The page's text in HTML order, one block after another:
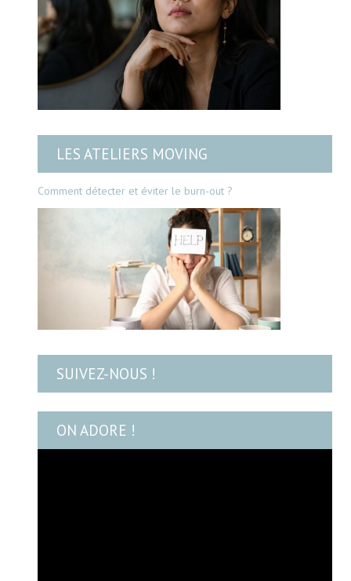
LES ATELIERS MOVING
Comment détecter et éviter le burn-out ?
SUIVEZ-NOUS !
ON ADORE !